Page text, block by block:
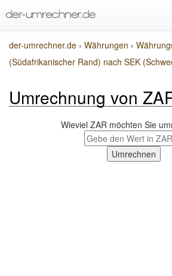
der-umrechner.de › Währungen ›
(Südafrikanischer Rand) nach SEK
Umrechnung von
Wieviel ZAR möchten Sie